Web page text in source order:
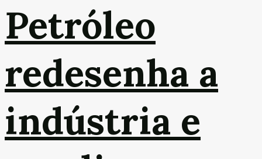
Petróleo
redesenha a
indústria e